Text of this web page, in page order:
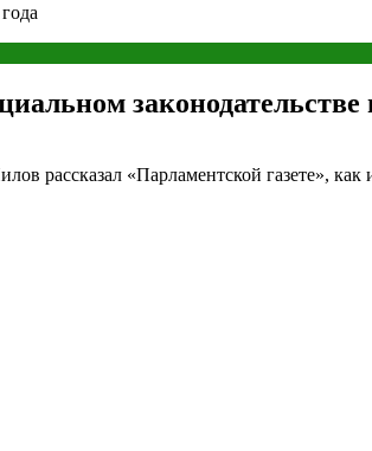
законодательстве
рассказал «Парламентской газете», как